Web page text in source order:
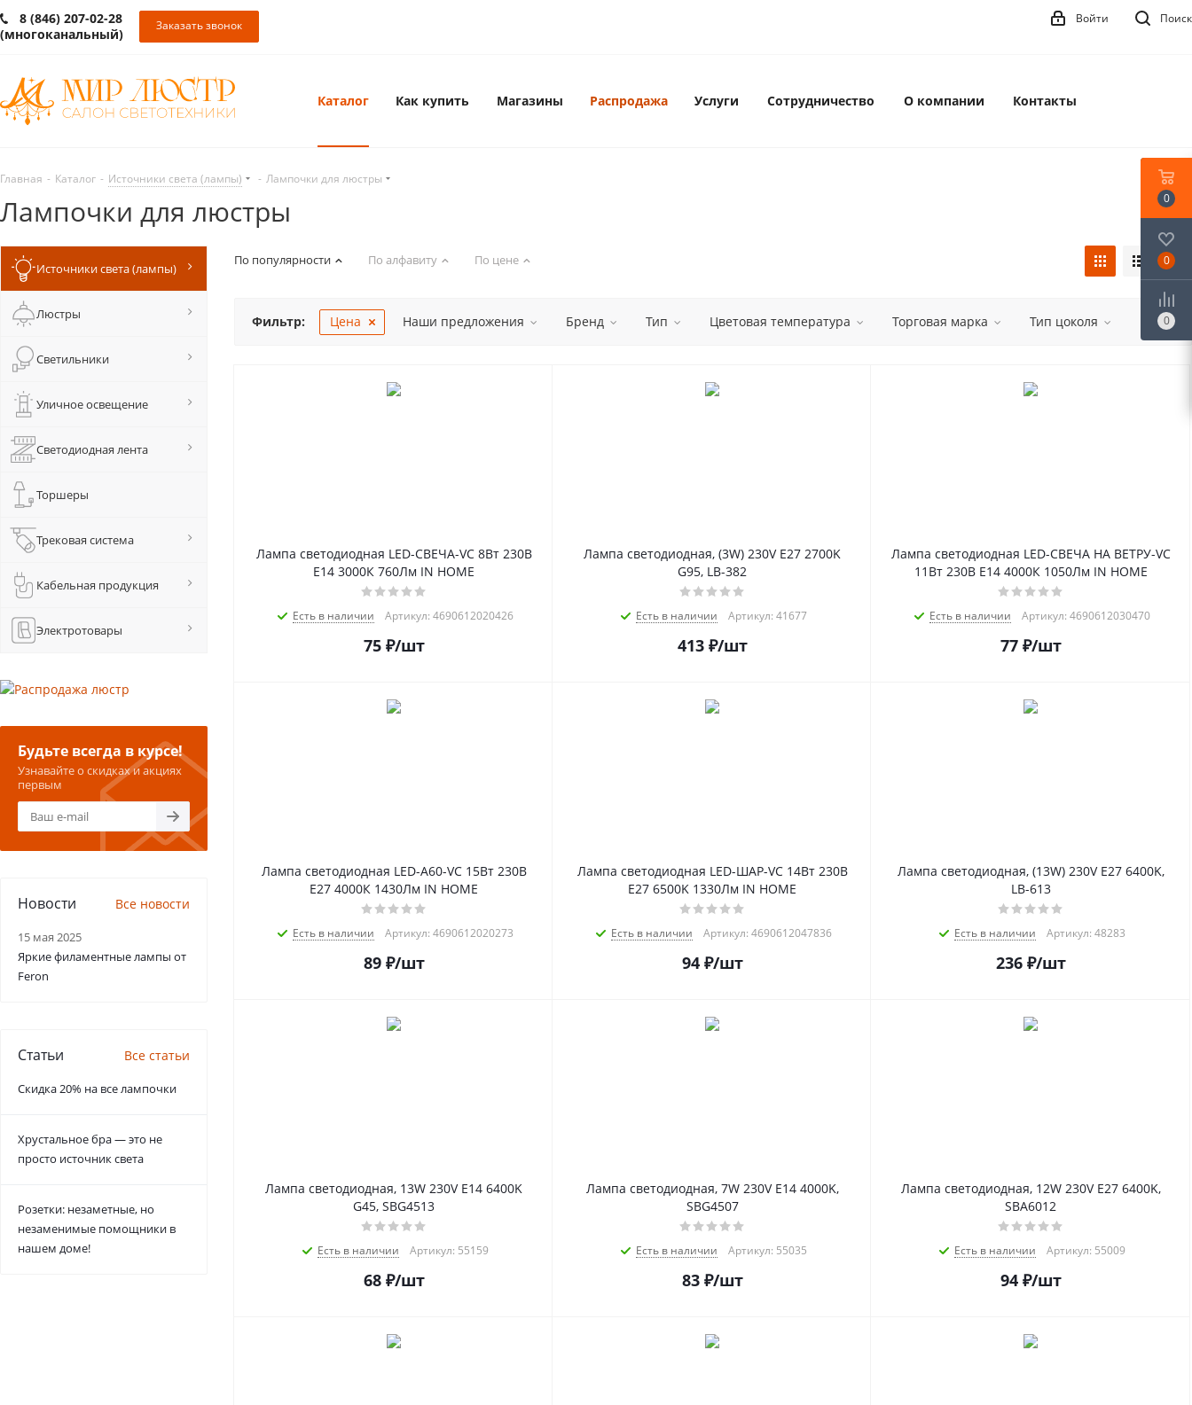
8 (846) 207-02-28
(многоканальный)
Заказать звонок Поиск
Войти
Каталог Как купить Магазины Распродажа Услуги Сотрудничество О компании Контакты
Главная - Каталог - Источники света (лампы) - Лампочки для люстры
Лампочки для люстры
По популярности По алфавиту По цене
Фильтр: Цена Наши предложения Бренд Тип Цветовая температура Торговая марка Тип цоколя
Лампа светодиодная LED-СВЕЧА-VC 8Вт 230В
Е14 3000К 760Лм IN HOME
Есть в наличии Артикул: 4690612020426
75₽/шт
Лампа светодиодная, (3W) 230V E27 2700K
G95, LB-382
Есть в наличии Артикул: 41677
413₽/шт
Лампа светодиодная LED-СВЕЧА НА ВЕТРУ-VC
11Вт 230В Е14 4000К 1050Лм IN HOME
Есть в наличии Артикул: 4690612030470
77₽/шт
Лампа светодиодная LED-A60-VC 15Вт 230В
Е27 4000К 1430Лм IN HOME
Есть в наличии Артикул: 4690612020273
89₽/шт
Лампа светодиодная LED-ШАР-VC 14Вт 230В
E27 6500K 1330Лм IN HOME
Есть в наличии Артикул: 4690612047836
94₽/шт
Лампа светодиодная, (13W) 230V E27 6400K,
LB-613
Есть в наличии Артикул: 48283
236₽/шт
Лампа светодиодная, 13W 230V E14 6400K
G45, SBG4513
Есть в наличии Артикул: 55159
68₽/шт
Лампа светодиодная, 7W 230V E14 4000K,
SBG4507
Есть в наличии Артикул: 55035
83₽/шт
Лампа светодиодная, 12W 230V E27 6400K,
SBA6012
Есть в наличии Артикул: 55009
94₽/шт
Источники света (лампы)
Люстры
Светильники
Уличное освещение
Светодиодная лента
Торшеры
Трековая система
Кабельная продукция
Электротовары
Будьте всегда в курсе!
Узнавайте о скидках и акциях
первым
Новости Все новости
15 мая 2025
Яркие филаментные лампы от
Feron
Статьи Все статьи
Скидка 20% на все лампочки
Хрустальное бра — это не
просто источник света
Розетки: незаметные, но
незаменимые помощники в
нашем доме!
0
0
0